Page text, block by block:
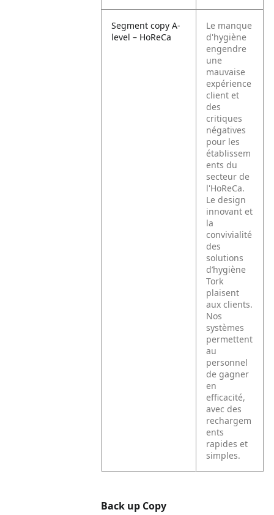
Segment copy A-
level – HoReCa
Le manque
d'hygiène
engendre
une
mauvaise
expérience
client et
des
critiques
négatives
pour les
établissem
ents du
secteur de
l'HoReCa.
Le design
innovant et
la
convivialité
des
solutions
d’hygiène
Tork
plaisent
aux clients.
Nos
systèmes
permettent
au
personnel
de gagner
en
efficacité,
avec des
rechargem
ents
rapides et
simples.
Back up Copy